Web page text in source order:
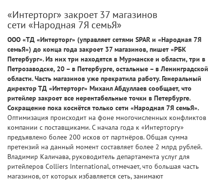
«Интерторг» закроет 37 магазинов
сети «Народная 7Я семьЯ»
ООО «ТД «Интерторг» (управляет сетями SPAR и «Народная 7Я
семьЯ») до конца года закроет 37 магазинов, пишет «РБК
Петербург». Из них три находятся в Мурманске и области, три в
Петрозаводске, 20 – в Петербурге, остальные – в Ленинградской
области. Часть магазинов уже прекратила работу. Генеральный
директор ТД «Интерторг» Михаил Абдуллаев сообщает, что
ритейлер закроет все нерентабельные точки в Петербурге.
Сокращение пока коснётся только сети «Народная 7Я семьЯ».
Оптимизация происходит на фоне многочисленных конфликтов
компании с поставщиками. С начала года к «Интерторгу»
предъявлено более 200 исков от партнёров. Общая сумма
претензий на данный момент составляет более 2 млрд рублей.
Владимир Каличава, руководитель департамента услуг для
ритейлеров Colliers International, отмечает, что большая часть
магазинов, от которых избавляется сеть, занимают